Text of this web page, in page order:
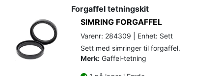
Forgaffel tetningskit
SIMRING FORGAFFEL
Varenr: 284309 | Enhet: Sett
Sett med simringer til forgaffel.
Merk: Gaffel-tetning